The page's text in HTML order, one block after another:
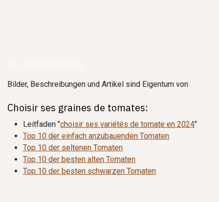
Bilder, Beschreibungen und Artikel sind Eigentum von
Choisir ses graines de tomates:
Leitfaden "choisir ses variétés de tomate en 2024"
Top 10 der einfach anzubauenden Tomaten
Top 10 der seltenen Tomaten
Top 10 der besten alten Tomaten
Top 10 der besten schwarzen Tomaten